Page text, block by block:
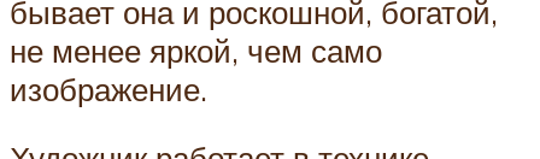
бывает она и роскошной, богатой,
не менее яркой, чем само
изображение.